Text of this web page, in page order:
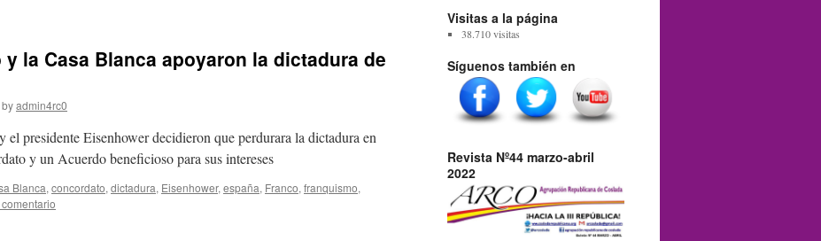
la Casa Blanca apoyaron la dictadura de
byadmin4rc0
presidente Eisenhower decidieron que perdurara la dictadura en
y un Acuerdo beneficioso para sus intereses
Blanca, concordato, dictadura, Eisenhower, españa, Franco, franquismo,
Visitas a la página
38.710 visitas
Síguenos también en
Revista Nº44 marzo-abril
2022